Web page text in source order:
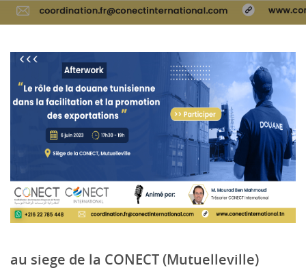
au siege de la CONECT (Mutuelleville)